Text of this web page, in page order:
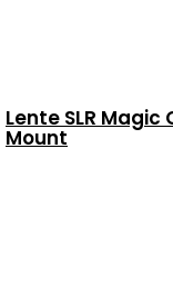
Lente SLR Magic
Mount